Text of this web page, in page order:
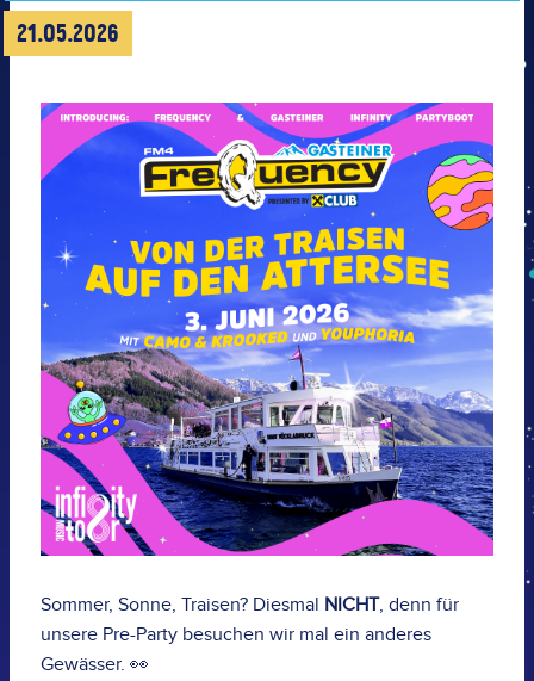
21.05.2026
Sommer, Sonne, Traisen? Diesmal NICHT, denn für
unsere Pre-Party besuchen wir mal ein anderes
Gewässer. 👀